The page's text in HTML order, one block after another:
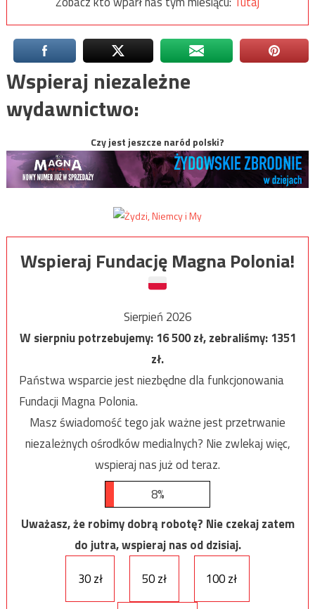
Wspieraj niezależne
wydawnictwo:
Czy jest jeszcze naród polski?
Wspieraj Fundację Magna Polonia!
Sierpień 2026
W sierpniu potrzebujemy:16 500zł, zebraliśmy:1351
zł.
Państwa wsparcie jest niezbędne dla funkcjonowania
Fundacji Magna Polonia.
Masz świadomość tego jak ważne jest przetrwanie
niezależnych ośrodków medialnych? Nie zwlekaj więc,
wspieraj nas już od teraz.
8%
Uważasz, że robimy dobrą robotę? Nie czekaj zatem
do jutra, wspieraj nas od dzisiaj.
30 zł
50 zł 100 zł